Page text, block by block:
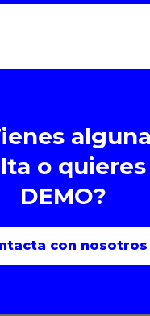
alguna
o
DEMO?
con nosotros